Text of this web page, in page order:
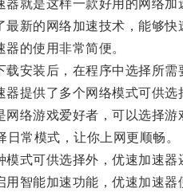
就是这样一款好用的网络加
的网络加速技术，能够快
的使用非常简便。
装后，在程序中选择所需
供了多个网络模式可供选
游戏爱好者，可以选择游
日常模式，让你上网更顺畅。
可供选择外，优速加速器
能加速功能，优速加速器